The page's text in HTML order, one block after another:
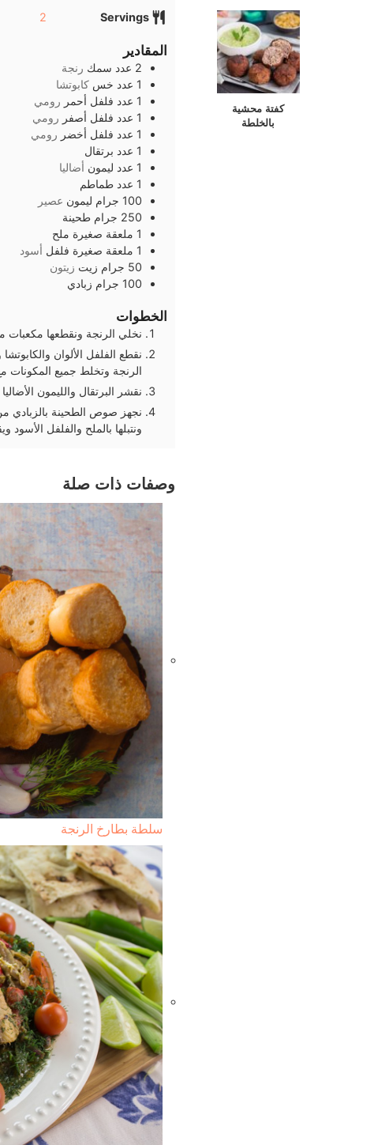
كفتة محشية
بالخلطة
Servings
2
المقادير
2 عدد سمك رنجة
1 عدد خس كابوتشا
1 عدد فلفل أحمر رومي
1 عدد فلفل أصفر رومي
1 عدد فلفل أخضر رومي
1 عدد برتقال
1 عدد ليمون أضاليا
1 عدد طماطم
100 جرام ليمون عصير
250 جرام طحينة
1 ملعقة صغيرة ملح
1 ملعقة صغيرة فلفل أسود
50 جرام زيت زيتون
100 جرام زبادي
الخطوات
نخلي الرنجة ونقطعها
نقطع الفلفل الألوان
الرنجة وتخلط جميع المكونات
نقشر البرتقال والليمون
نجهز صوص الطحينة بالزبادي
ونتبلها بالملح والفلفل
وصفات ذات صلة
سلطة بطارخ الرنجة